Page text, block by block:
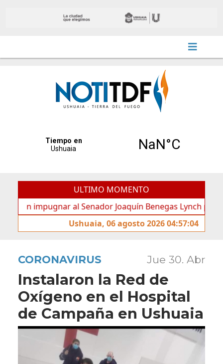
ULTIMO MOMENTO
al Senador Joaquín Benegas Lynch por
Ushuaia, 06 agosto 2026 04:57:04
CORONAVIRUS Jue 30. Abr
Instalaron la Red de
Oxígeno en el Hospital
de Campaña en Ushuaia